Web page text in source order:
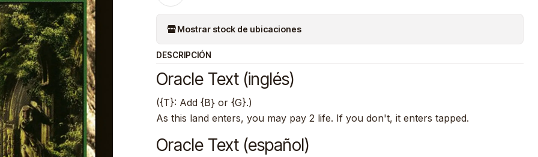
Mostrar stock de ubicaciones
DESCRIPCIÓN
Oracle Text (inglés)
({T}: Add {B} or {G}.)
As this land enters, you may pay 2 life. If you don't, it enters tapped.
Oracle Text (español)